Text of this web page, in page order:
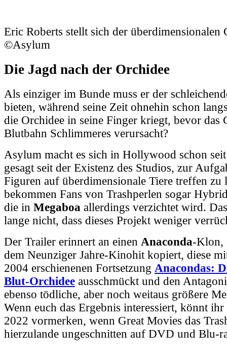
Eric Roberts stellt sich der überdimensionalen
©Asylum
Die Jagd nach der Orchidee
Als einziger im Bunde muss er der
bieten, während seine Zeit ohnehin schon
die Orchidee in seine Finger kriegt, bevor das
Blutbahn Schlimmeres verursacht?
Asylum macht es sich in Hollywood schon seit
gesagt seit der Existenz des Studios, zur
Figuren auf überdimensionale Tiere treffen zu
bekommen Fans von Trashperlen sogar
die in Megaboa allerdings verzichtet wird.
lange nicht, dass dieses Projekt weniger
Der Trailer erinnert an einen Anaconda-Klon,
dem Neunziger Jahre-Kinohit kopiert, diese
2004 erschienenen Fortsetzung Anacondas:
Blut-Orchidee ausschmückt und den
ebenso tödliche, aber noch weitaus größere
Wenn euch das Ergebnis interessiert, könnt
2022 vormerken, wenn Great Movies das
hierzulande ungeschnitten auf DVD und Blu-